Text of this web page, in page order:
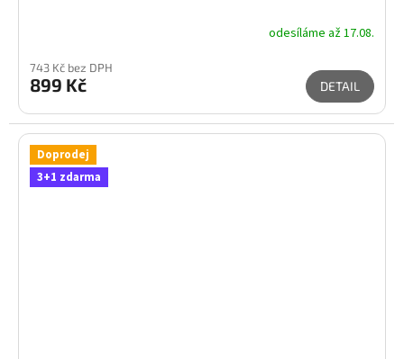
odesíláme až 17.08.
743 Kč bez DPH
899 Kč DETAIL
Doprodej
3+1 zdarma